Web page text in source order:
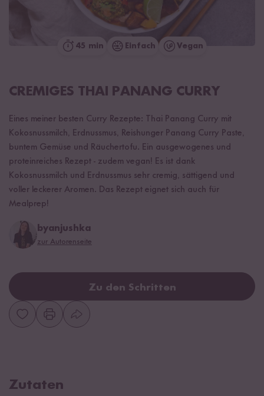
45 min Einfach Vegan
CREMIGES THAI PANANG CURRY
Eines meiner besten Curry Rezepte: Thai Panang Curry mit
Kokosnussmilch, Erdnussmus, Reishunger Panang Curry Paste,
buntem Gemüse und Räuchertofu. Ein ausgewogenes und
proteinreiches Rezept - zudem vegan! Es ist dank
Kokosnussmilch und Erdnussmus sehr cremig, sättigend und
voller leckerer Aromen. Das Rezept eignet sich auch für
Mealprep!
byanjushka
zur Autorenseite
Zu den Schritten
Zutaten